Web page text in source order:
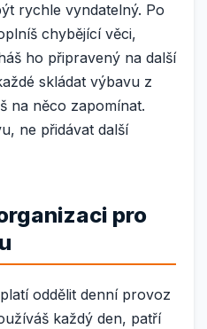
rychle vyndatelný. Po
chybějící věci,
ho připravený na další
skládat výbavu z
na něco zapomínat.
ne přidávat další
pro
oddělit denní provoz
každý den, patří